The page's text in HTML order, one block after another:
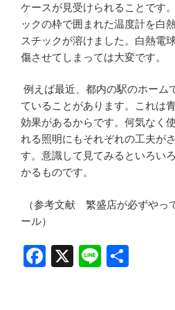
ケースが見受けられることです
ックの枠で囲まれた温度計を白
スチックが溶けました。白熱電
傷させてしまっては大変です。
例えば最近、都内の駅のホーム
ていることがあります。これは
効果があるからです。何気なく
れる照明にもそれぞれの工夫が
す。意識して見てみるといろい
かるものです。
（参考文献 繁盛店が必ずやっ
ール）
F
X
Li